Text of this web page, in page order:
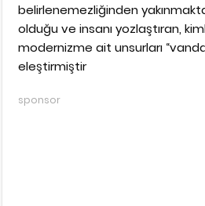
belirlenemezliğinden
olduğu ve insanı yozlaştıran,
modernizme ait unsurları
eleştirmiştir
sponsor